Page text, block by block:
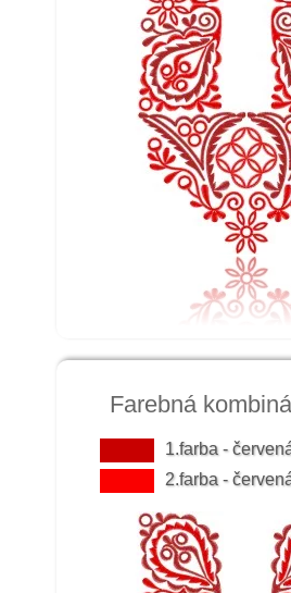
Farebná
1.farba -
2.farba -